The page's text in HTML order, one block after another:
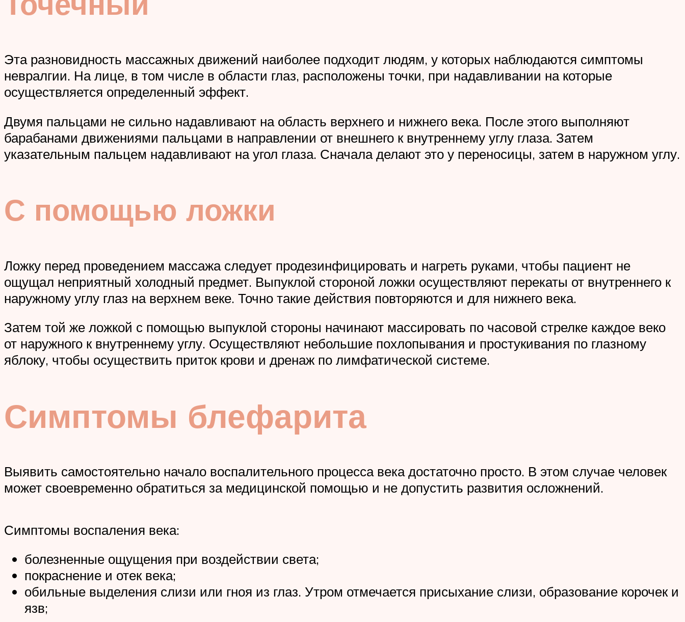
Эта разновидность массажных движений наиболее подходит людям, у которых наблюдаются симптомы
невралгии. На лице, в том числе в области глаз, расположены точки, при надавливании на которые
осуществляется определенный эффект.
Двумя пальцами не сильно надавливают на область верхнего и нижнего века. После этого выполняют
барабанами движениями пальцами в направлении от внешнего к внутреннему углу глаза. Затем
указательным пальцем надавливают на угол глаза. Сначала делают это у переносицы, затем в наружном углу.
С помощью ложки
Ложку перед проведением массажа следует продезинфицировать и нагреть руками, чтобы пациент не
ощущал неприятный холодный предмет. Выпуклой стороной ложки осуществляют перекаты от внутреннего к
наружному углу глаз на верхнем веке. Точно такие действия повторяются и для нижнего века.
Затем той же ложкой с помощью выпуклой стороны начинают массировать по часовой стрелке каждое веко
от наружного к внутреннему углу. Осуществляют небольшие похлопывания и простукивания по глазному
яблоку, чтобы осуществить приток крови и дренаж по лимфатической системе.
Симптомы блефарита
Выявить самостоятельно начало воспалительного процесса века достаточно просто. В этом случае человек
может своевременно обратиться за медицинской помощью и не допустить развития осложнений.
Симптомы воспаления века:
болезненные ощущения при воздействии света;
покраснение и отек века;
обильные выделения слизи или гноя из глаз. Утром отмечается присыхание слизи, образование корочек и
язв;